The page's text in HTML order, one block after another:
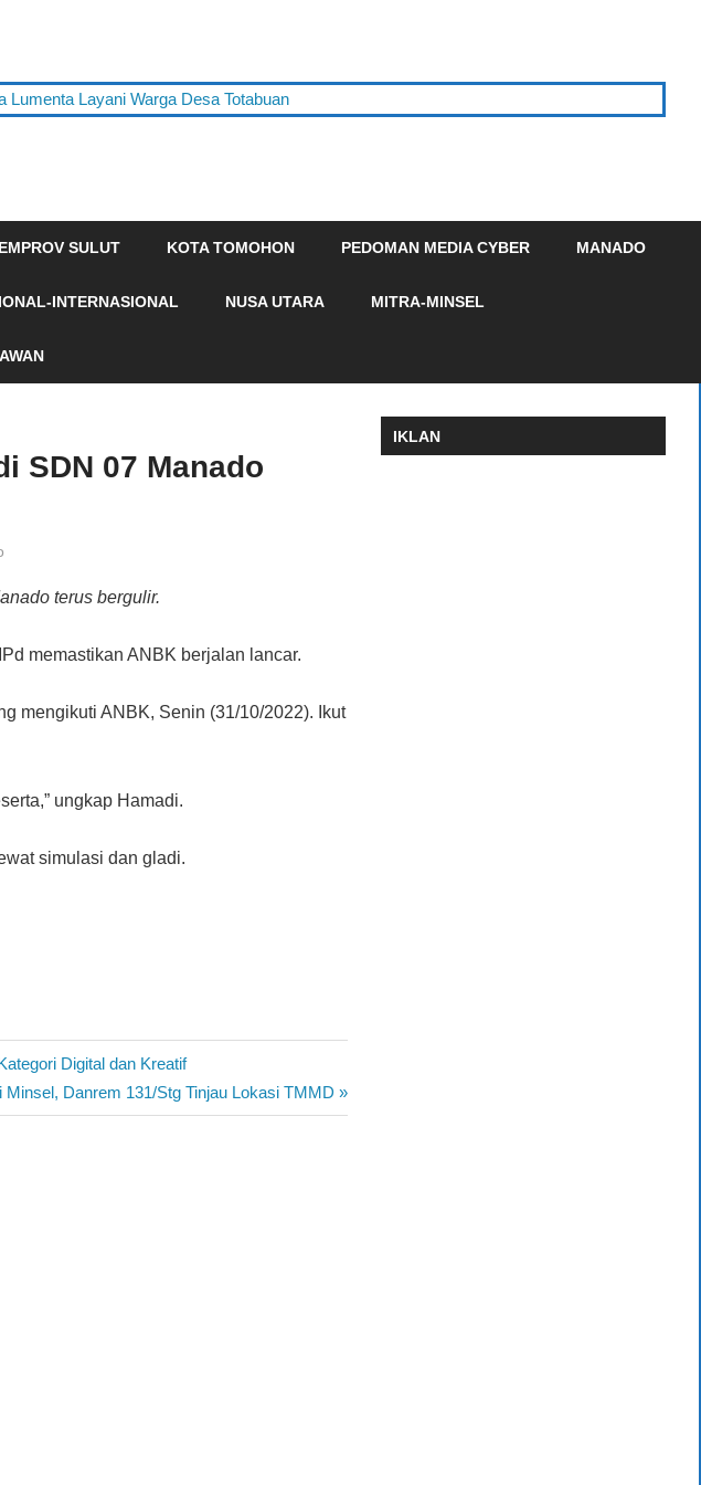
Layani Warga Desa Totabuan
SULUT KOTA TOMOHON PEDOMAN MEDIA CYBER MANADO
INTERNASIONAL NUSA UTARA MITRA-MINSEL
SDN 07 Manado
terus bergulir.
memastikan ANBK berjalan lancar.
mengikuti ANBK, Senin (31/10/2022). Ikut
ungkap Hamadi.
simulasi dan gladi.
Digital dan Kreatif
Minsel, Danrem 131/Stg Tinjau Lokasi TMMD
IKLAN